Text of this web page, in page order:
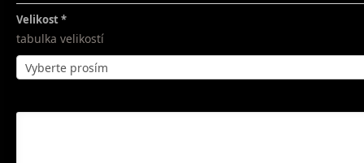
Velikost
tabulka velikostí